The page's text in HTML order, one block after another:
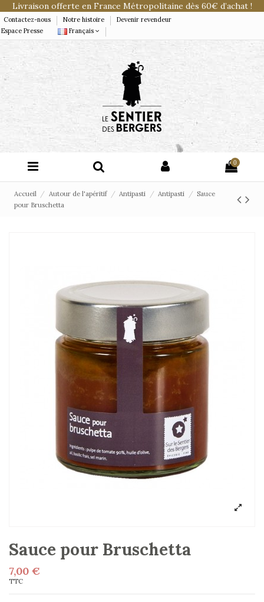
Livraison offerte en France Métropolitaine dès 60€ d’achat !
Contactez-nous Notre histoire
Devenir revendeur
Espace Presse
Français
0
Accueil Autour de l'apéritif Antipasti Antipasti
Sauce
pour Bruschetta
Sauce pour Bruschetta
7,00 €
TTC